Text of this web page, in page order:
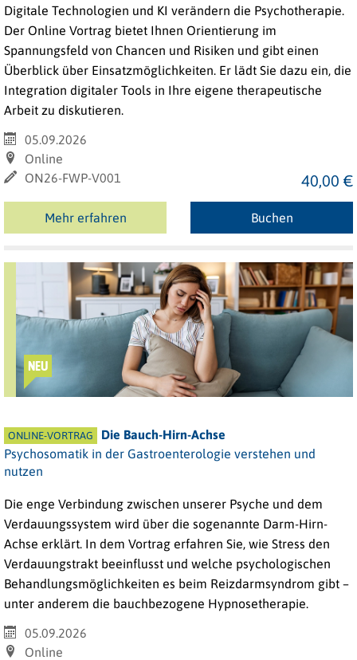
Digitale Technologien und KI verändern die Psychotherapie.
Der Online Vortrag bietet Ihnen Orientierung im
Spannungsfeld von Chancen und Risiken und gibt einen
Überblick über Einsatzmöglichkeiten. Er lädt Sie dazu ein, die
Integration digitaler Tools in Ihre eigene therapeutische
Arbeit zu diskutieren.
05.09.2026
Online
ON26-FWP-V001
40,00 €
Mehr erfahren Buchen
NEU
ONLINE-VORTRAG
Die Bauch-Hirn-Achse
Psychosomatik in der Gastroenterologie verstehen und
nutzen
Die enge Verbindung zwischen unserer Psyche und dem
Verdauungssystem wird über die sogenannte Darm-Hirn-
Achse erklärt. In dem Vortrag erfahren Sie, wie Stress den
Verdauungstrakt beeinflusst und welche psychologischen
Behandlungsmöglichkeiten es beim Reizdarmsyndrom gibt –
unter anderem die bauchbezogene Hypnosetherapie.
05.09.2026
Online